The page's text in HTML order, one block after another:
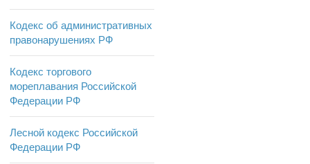
Кодекс об административных
правонарушениях РФ
Кодекс торгового
мореплавания Российской
Федерации РФ
Лесной кодекс Российской
Федерации РФ